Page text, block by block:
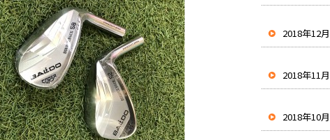
2018年12月
2018年11月
2018年10月